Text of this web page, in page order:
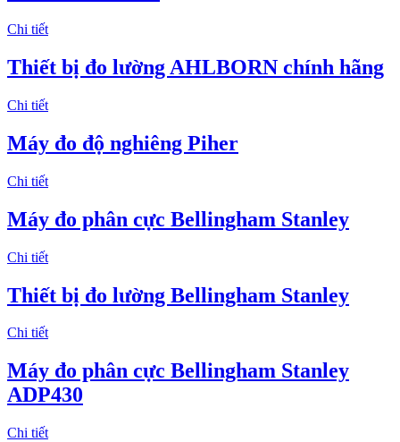
Chi tiết
Thiết bị đo lường AHLBORN chính hãng
Chi tiết
Máy đo độ nghiêng Piher
Chi tiết
Máy đo phân cực Bellingham Stanley
Chi tiết
Thiết bị đo lường Bellingham Stanley
Chi tiết
Máy đo phân cực Bellingham Stanley
ADP430
Chi tiết